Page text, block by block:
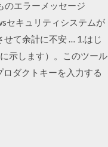
のエラーメッセージ
セキュリティシステムが
て余計に不安 … 1.はじ
示します）。このツール
ダクトキーを入力する